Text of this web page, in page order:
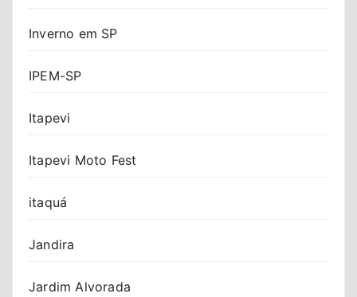
Inverno em SP
IPEM-SP
Itapevi
Itapevi Moto Fest
itaquá
Jandira
Jardim Alvorada